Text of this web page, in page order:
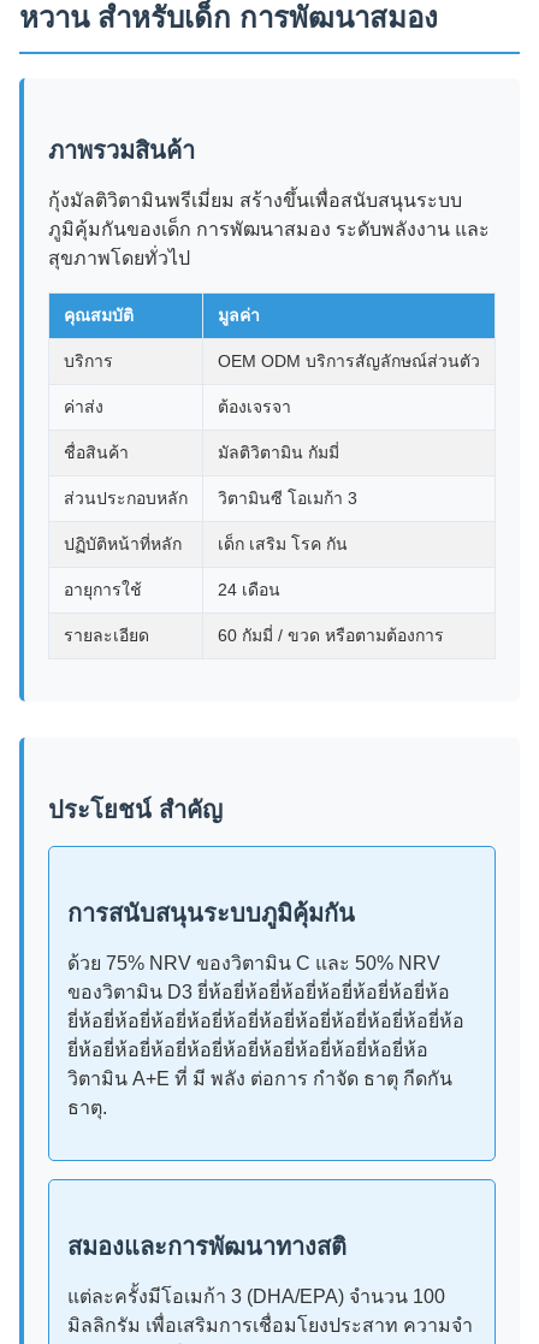
หวาน สําหรับเด็ก การพัฒนาสมอง
ภาพรวมสินค้า
กุ้งมัลติวิตามินพรีเมี่ยม สร้างขึ้นเพื่อสนับสนุนระบบ
ภูมิคุ้มกันของเด็ก การพัฒนาสมอง ระดับพลังงาน และ
สุขภาพโดยทั่วไป
คุณสมบัติ มูลค่า
บริการ OEM ODM บริการสัญลักษณ์ส่วนตัว
ค่าส่ง ต้องเจรจา
ชื่อสินค้า มัลติวิตามิน กัมมี่
ส่วนประกอบหลัก วิตามินซี โอเมก้า 3
ปฏิบัติหน้าที่หลัก เด็ก เสริม โรค กัน
อายุการใช้ 24 เดือน
รายละเอียด 60 กัมมี่ / ขวด หรือตามต้องการ
ประโยชน์ สําคัญ
การสนับสนุนระบบภูมิคุ้มกัน
ด้วย 75% NRV ของวิตามิน C และ 50% NRV
ของวิตามิน D3 ยี่ห้อยี่ห้อยี่ห้อยี่ห้อยี่ห้อยี่ห้อยี่ห้อ
ยี่ห้อยี่ห้อยี่ห้อยี่ห้อยี่ห้อยี่ห้อยี่ห้อยี่ห้อยี่ห้อยี่ห้อยี่ห้อ
ยี่ห้อยี่ห้อยี่ห้อยี่ห้อยี่ห้อยี่ห้อยี่ห้อยี่ห้อยี่ห้อยี่ห้อ
วิตามิน A+E ที่ มี พลัง ต่อการ กําจัด ธาตุ กีดกัน
ธาตุ.
สมองและการพัฒนาทางสติ
แต่ละครั้งมีโอเมก้า 3 (DHA/EPA) จํานวน 100
มิลลิกรัม เพื่อเสริมการเชื่อมโยงประสาท ความจํา